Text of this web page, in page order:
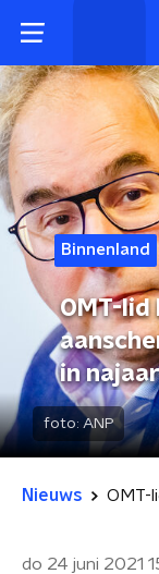
Binnenland
OMT-lid
in najaar
foto: ANP
Nieuws
do 24 juni 2021